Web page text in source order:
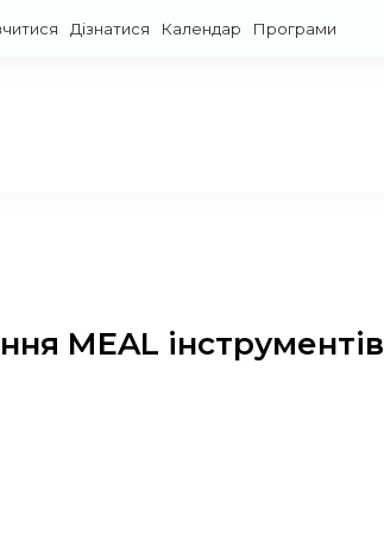
Дізнатися Календар Програми
MEAL інструментів